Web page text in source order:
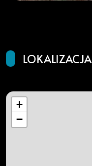
LOKALIZACJA
+
−